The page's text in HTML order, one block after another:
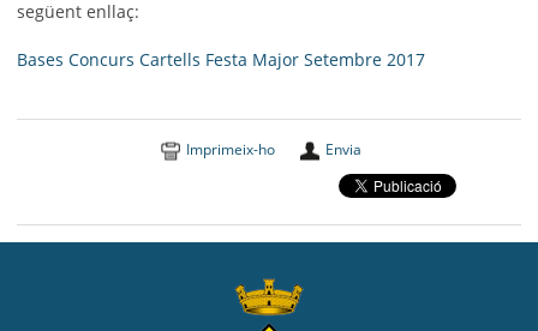
següent enllaç:
Bases Concurs Cartells Festa Major Setembre 2017
Imprimeix-ho Envia